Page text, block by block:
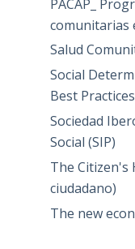
PACAP_
comunitarias
Salud
Social
Best
Sociedad
Social (SIP)
The Citizen's
ciudadano)
The new